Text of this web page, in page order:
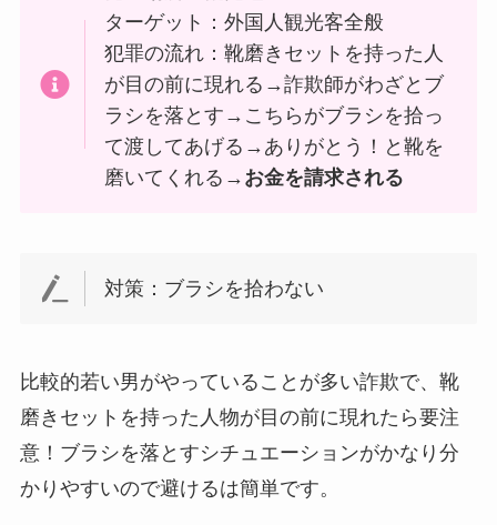
ターゲット：外国人観光客全般
犯罪の流れ：靴磨きセットを持った人
が目の前に現れる→詐欺師がわざとブ
ラシを落とす→こちらがブラシを拾っ
て渡してあげる→ありがとう！と靴を
磨いてくれる→ お金を請求される
対策：ブラシを拾わない
比較的若い男がやっていることが多い詐欺で、靴
磨きセットを持った人物が目の前に現れたら要注
意！ブラシを落とすシチュエーションがかなり分
かりやすいので避けるは簡単です。